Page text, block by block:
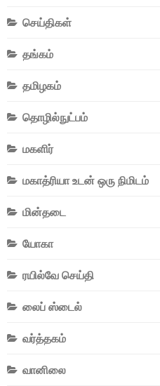
செய்திகள்
தங்கம்
தமிழகம்
தொழில்நுட்பம்
மகளிர்
மகாத்ரியா உடன் ஒரு நிமிடம்
மின்தடை
யோகா
ரயில்வே செய்தி
லைப் ஸ்டைல்
வர்த்தகம்
வானிலை